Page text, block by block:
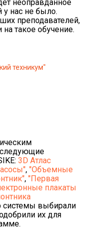
неоправданное
у нас не было.
преподавателей,
такое обучение.
техникум"
3D Атлас
, "Объемные
, "Первая
плакаты
системы выбирали
их для